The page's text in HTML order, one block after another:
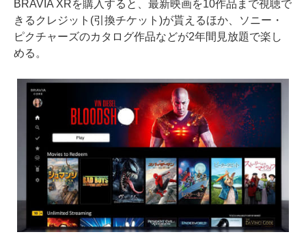
BRAVIA XRを購入すると、最新映画を10作品まで視聴で
きるクレジット(引換チケット)が貰えるほか、ソニー・
ピクチャーズのカタログ作品などが2年間見放題で楽し
める。